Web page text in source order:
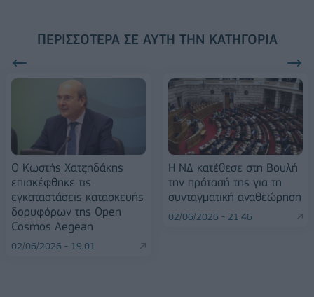
ΠΕΡΙΣΣΌΤΕΡΑ ΣΕ ΑΥΤΉ ΤΗΝ ΚΑΤΗΓΟΡΊΑ
O Κωστής Χατζηδάκης
επισκέφθηκε τις
εγκαταστάσεις κατασκευής
δορυφόρων της Open
Cosmos Αegean
02/06/2026 - 19:01
Η ΝΔ κατέθεσε στη Βουλή
την πρότασή της για τη
συνταγματική αναθεώρηση
02/06/2026 - 21:46